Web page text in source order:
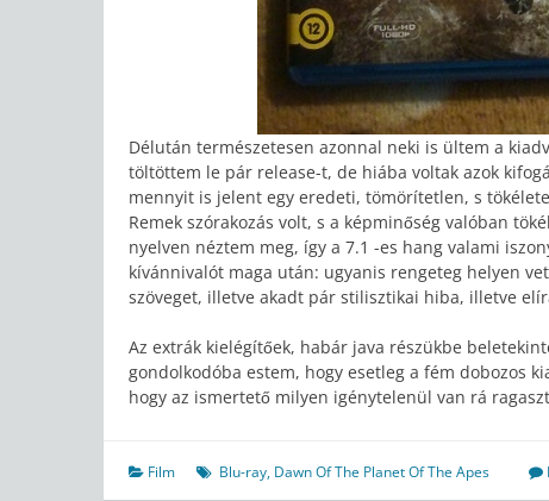
Délután természetesen azonnal neki is ültem a
töltöttem le pár release-t, de hiába voltak azok
mennyit is jelent egy eredeti, tömörítetlen, s
Remek szórakozás volt, s a képminőség valóban
nyelven néztem meg, így a 7.1 -es hang valami
kívánnivalót maga után: ugyanis rengeteg helyen
szöveget, illetve akadt pár stilisztikai hiba, illetve
Az extrák kielégítőek, habár java részükbe
gondolkodóba estem, hogy esetleg a fém dobozos
hogy az ismertető milyen igénytelenül van rá
Film Blu-ray, Dawn Of The Planet Of The Apes